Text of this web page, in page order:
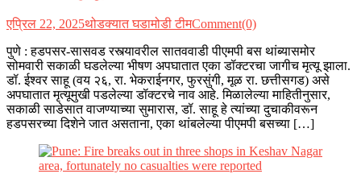
एप्रिल 22, 2025थोडक्यात घडामोडी टीमComment(0)
पुणे : हडपसर-सासवड रस्त्यावरील सातववाडी पीएमपी बस थांब्यासमोर
सोमवारी सकाळी घडलेल्या भीषण अपघातात एका डॉक्टरचा जागीच मृत्यू झाला.
डॉ. ईश्वर साहू (वय २६, रा. भेकराईनगर, फुरसुंगी, मूळ रा. छत्तीसगड) असे
अपघातात मृत्यूमुखी पडलेल्या डॉक्टरचे नाव आहे. मिळालेल्या माहितीनुसार,
सकाळी साडेसात वाजण्याच्या सुमारास, डॉ. साहू हे त्यांच्या दुचाकीवरून
हडपसरच्या दिशेने जात असताना, एका थांबलेल्या पीएमपी बसच्या […]